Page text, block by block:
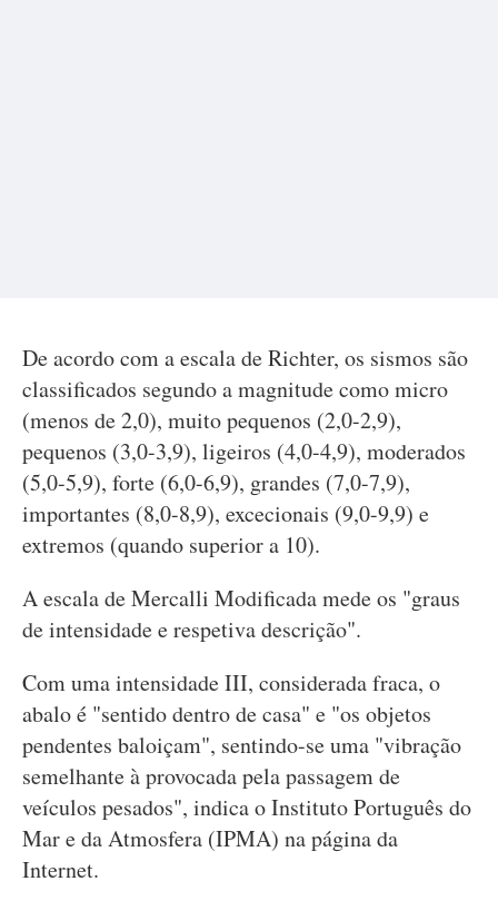
De acordo com a escala de Richter, os sismos são
classificados segundo a magnitude como micro
(menos de 2,0), muito pequenos (2,0-2,9),
pequenos (3,0-3,9), ligeiros (4,0-4,9), moderados
(5,0-5,9), forte (6,0-6,9), grandes (7,0-7,9),
importantes (8,0-8,9), excecionais (9,0-9,9) e
extremos (quando superior a 10).
A escala de Mercalli Modificada mede os "graus
de intensidade e respetiva descrição".
Com uma intensidade III, considerada fraca, o
abalo é "sentido dentro de casa" e "os objetos
pendentes baloiçam", sentindo-se uma "vibração
semelhante à provocada pela passagem de
veículos pesados", indica o Instituto Português do
Mar e da Atmosfera (IPMA) na página da
Internet.